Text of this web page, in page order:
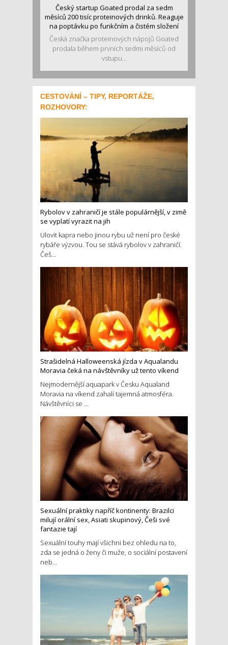
Český startup Goated prodal za sedm
měsíců 200 tisíc proteinových drinků. Reaguje
na poptávku po funkčním a čistém složení
Česká značka proteinových nápojů Goated
prodala během prvních sedmi měsíců od
vstupu...
CESTOVÁNÍ – TIPY, REPORTÁŽE,
ROZHOVORY:
Rybolov v zahraničí je stále populárnější, v zimě
se vyplatí vyrazit na jih
Ulovit kapra nebo jinou rybu už není pro české
rybáře výzvou. Tou se stává rybolov v zahraničí.
Češ...
Strašidelná Halloweenská jízda v Aqualandu
Moravia čeká na návštěvníky už tento víkend
Nejmodernější aquapark v Česku Aqualand
Moravia na víkend zahalí tajemná atmosféra.
Návštěvníci se ...
Sexuální praktiky napříč kontinenty: Brazilci
milují orální sex, Asiati skupinový, Češi své
fantazie tají
Sexuální touhy mají všichni bez ohledu na to,
zda se jedná o ženy či muže, o sociální postavení
neb...